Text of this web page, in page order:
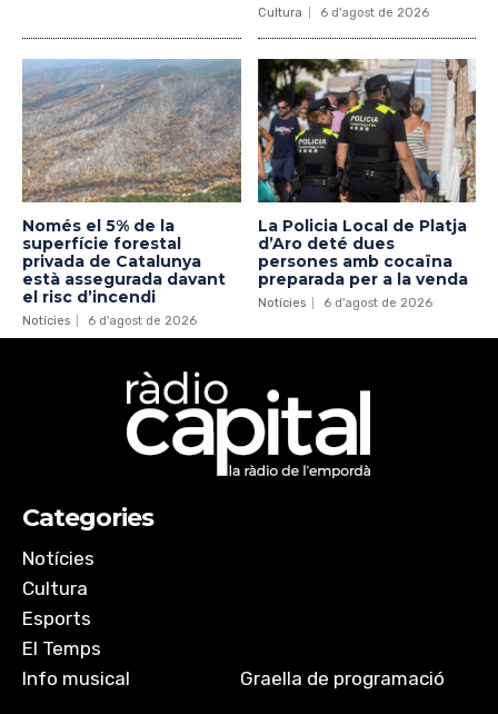
Cultura 6 d'agost de 2026
Només el 5% de la
superfície forestal
privada de Catalunya
està assegurada davant
el risc d’incendi
Notícies 6 d'agost de 2026
La Policia Local de Platja
d’Aro deté dues
persones amb cocaïna
preparada per a la venda
Notícies 6 d'agost de 2026
Categories
Notícies
Cultura
Esports
El Temps
Info musical
Graella de programació